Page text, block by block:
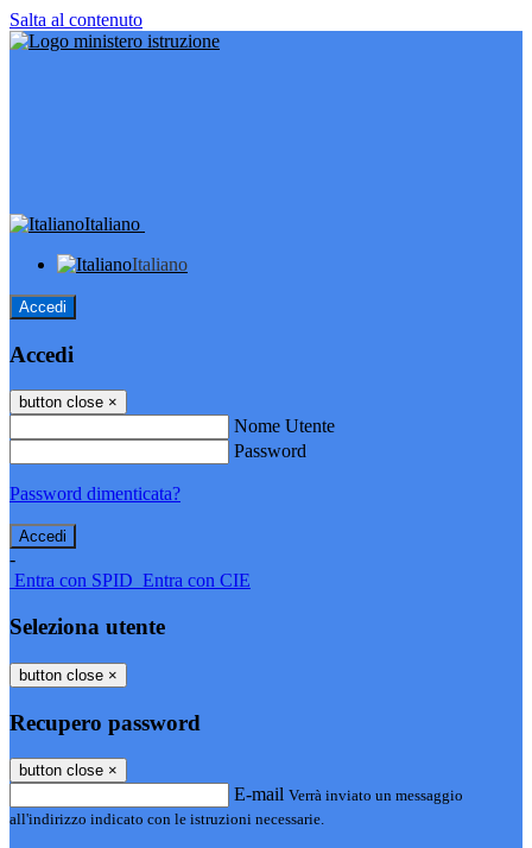
Salta al contenuto
Italiano
Italiano
Accedi
Accedi
button close ×
Nome Utente
Password
Password dimenticata?
-
Entra con SPID Entra con CIE
Seleziona utente
button close ×
Recupero password
button close ×
E-mail Verrà inviato un messaggio
all'indirizzo indicato con le istruzioni necessarie.